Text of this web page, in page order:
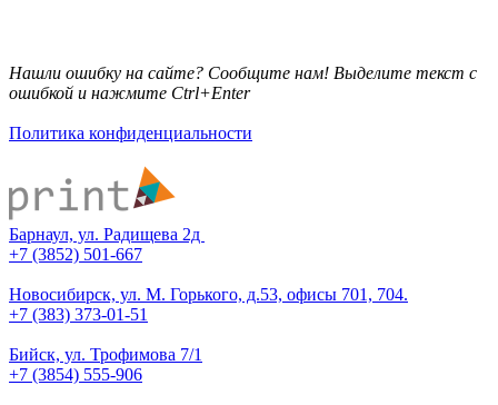
Нашли ошибку на сайте? Сообщите нам! Выделите текст с
ошибкой и нажмите Ctrl+Enter
Политика конфиденциальности
Барнаул, ул. Радищева 2д
+7 (3852) 501-667
Новосибирск, ул. М. Горького, д.53, офисы 701, 704.
+7 (383) 373-01-51
Бийск, ул. Трофимова 7/1
+7 (3854) 555-906